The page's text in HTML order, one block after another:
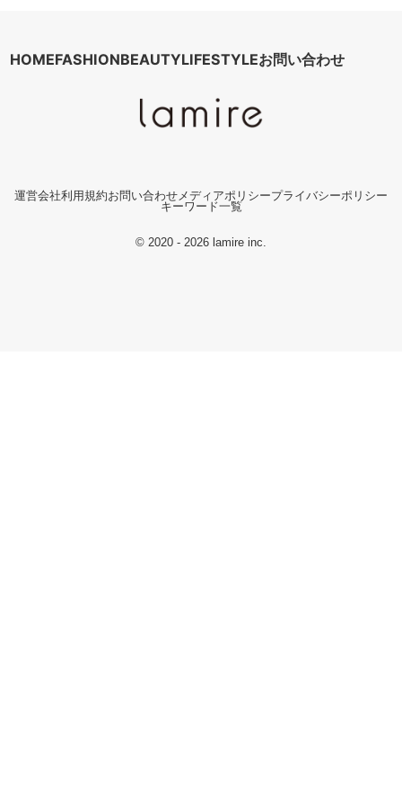
HOMEFASHIONBEAUTYLIFESTYLEお問い合わせ
運営会社利用規約お問い合わせ メディアポリシープライバシーポリシー
キーワード一覧
© 2020 - 2026 lamire inc.